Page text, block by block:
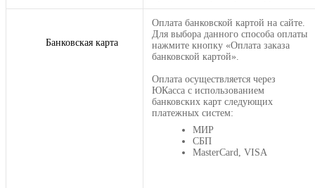
Банковская карта
Оплата банковской картой на сайте.
Для выбора данного способа оплаты
нажмите кнопку «Оплата заказа
банковской картой».
Оплата осуществляется через
ЮКасса с использованием
банковских карт следующих
платежных систем:
МИР
СБП
MasterCard, VISA